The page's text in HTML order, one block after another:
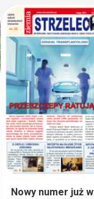
Nowy numer już w